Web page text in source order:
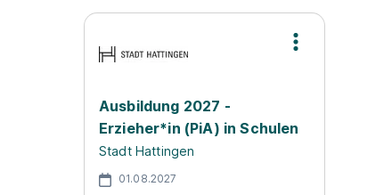
Ausbildung 2027 -
Erzieher*in (PiA) in Schulen
Stadt Hattingen
01.08.2027